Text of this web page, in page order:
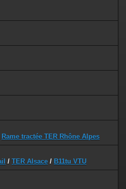
Rame tractée TER Rhône Alpes
/ TER Alsace / B11tu VTU